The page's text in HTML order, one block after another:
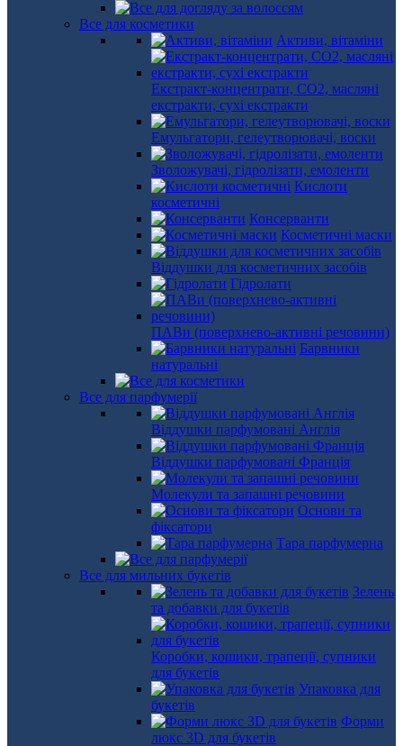
Все для косметики
Активи, вітаміни
Екстракт-концентрати, СО2, масляні
екстракти, сухі екстракти
Емульгатори, гелеутворювачі, воски
Зволожувачі, гідролізати, емоленти
Кислоти
косметичні
Консерванти
Косметичні маски
Віддушки для косметичних засобів
Гідролати
ПАВи (поверхнево-активні речовини)
Барвники
натуральні
Все для парфумерії
Віддушки парфумовані Англія
Віддушки парфумовані Франція
Молекули та запашні речовини
Основи та
фіксатори
Тара парфумерна
Все для мильних букетів
Зелень
та добавки для букетів
Коробки, кошики, трапеції, супники
для букетів
Упаковка для
букетів
Форми
люкс 3D для букетів